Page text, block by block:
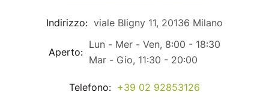
Indirizzo: viale Bligny 11, 20136 Milano
Aperto:
Lun - Mer - Ven, 8:00 - 18:30
Mar - Gio, 11:30 - 20:00
Telefono: +39 02 92853126